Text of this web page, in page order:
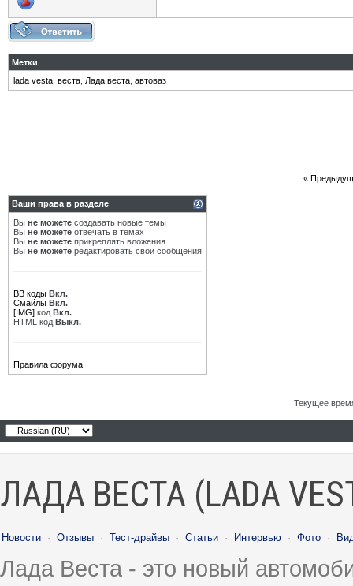
Метки
lada vesta веста Лада веста автоваз
«
Ваши права в разделе
Вы не можете создавать новые темы
Вы не можете отвечать в темах
Вы не можете прикреплять вложения
Вы не можете редактировать свои сообщения
BB коды Вкл.
Смайлы Вкл.
[IMG] код Вкл.
HTML код Выкл.
Правила форума
Текущее
ЛАДА ВЕСТА (LADA
Новости · Отзывы · Тест-драйвы · Статьи · Интервью · Фото ·
Лада Веста - это новый